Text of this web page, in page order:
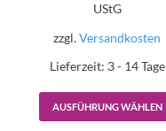
UStG
zzgl.Versandkosten
Lieferzeit: 3 - 14 Tage
AUSFÜHRUNG WÄHLEN